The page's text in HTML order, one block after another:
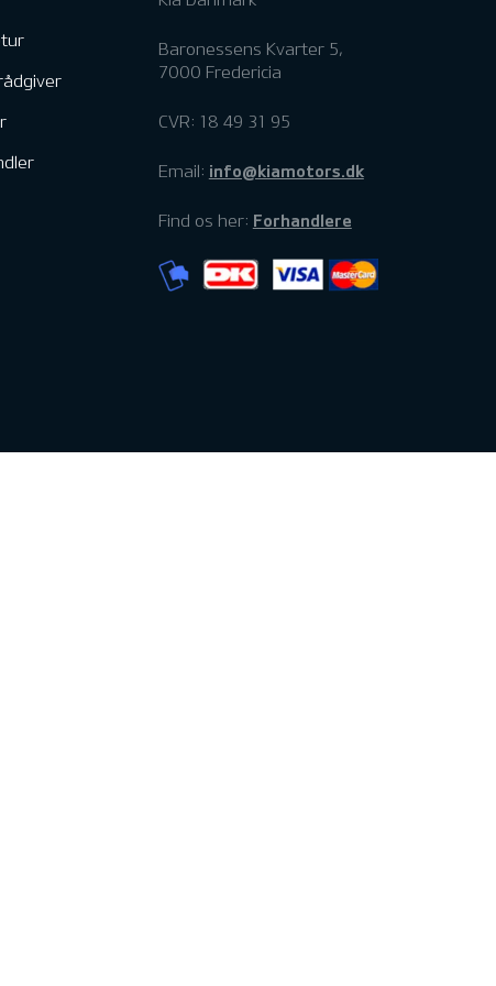
Baronessens Kvarter 5,
7000 Fredericia
CVR: 18 49 31 95
Email: info@kiamotors.dk
Find os her: Forhandlere